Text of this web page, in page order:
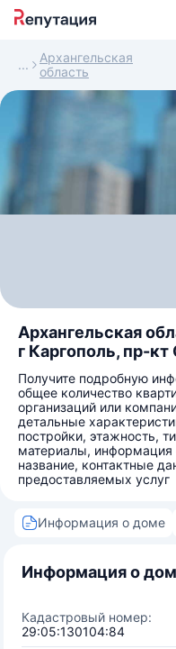
Архангельская
область
Архангельская
г Каргополь, пр-
Получите подробную
общее количество
организаций или
детальные
постройки, этажность,
материалы,
название, контактные
предоставляемых услуг
Информация о доме
Информация о
Кадастровый номер:
29:05:130104:84